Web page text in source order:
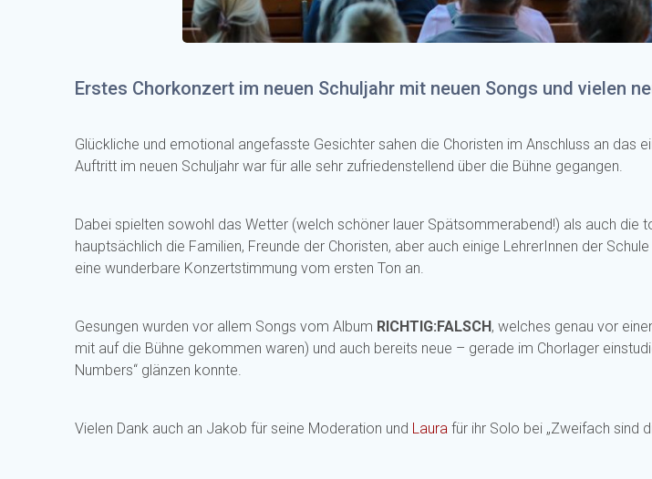
Erstes Chorkonzert im neuen Schuljahr mit neuen Songs und vielen
Glückliche und emotional angefasste Gesichter sahen die Choristen im Anschluss an das
Auftritt im neuen Schuljahr war für alle sehr zufriedenstellend über die Bühne gegangen.
Dabei spielten sowohl das Wetter (welch schöner lauer Spätsommerabend!) als auch die
hauptsächlich die Familien, Freunde der Choristen, aber auch einige LehrerInnen der
eine wunderbare Konzertstimmung vom ersten Ton an.
Gesungen wurden vor allem Songs vom Album RICHTIG:FALSCH , welches genau vor
mit auf die Bühne gekommen waren) und auch bereits neue – gerade im Chorlager
Numbers“ glänzen konnte.
Vielen Dank auch an Jakob für seine Moderation und Laura für ihr Solo bei „Zweifach sind